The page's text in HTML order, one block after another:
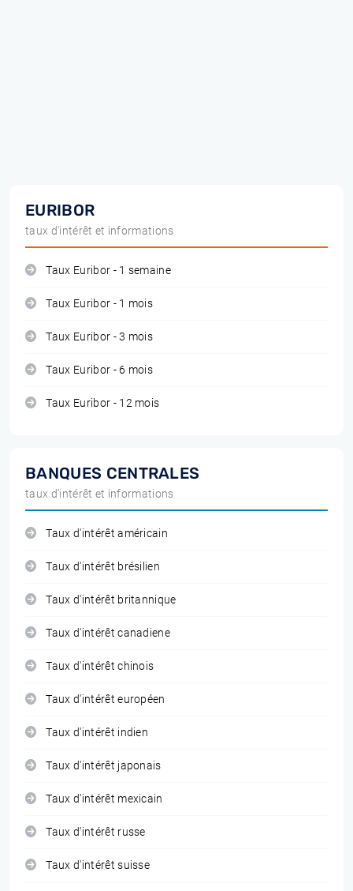
EURIBOR
taux d'intérêt et informations
Taux Euribor - 1 semaine
Taux Euribor - 1 mois
Taux Euribor - 3 mois
Taux Euribor - 6 mois
Taux Euribor - 12 mois
BANQUES CENTRALES
taux d'intérêt et informations
Taux d'intérêt américain
Taux d'intérêt brésilien
Taux d'intérêt britannique
Taux d'intérêt canadiene
Taux d'intérêt chinois
Taux d'intérêt européen
Taux d'intérêt indien
Taux d'intérêt japonais
Taux d'intérêt mexicain
Taux d'intérêt russe
Taux d'intérêt suisse